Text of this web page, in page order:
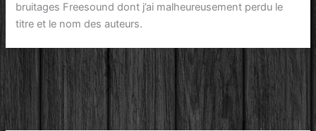
bruitages Freesound dont j’ai malheureusement perdu le
titre et le nom des auteurs.